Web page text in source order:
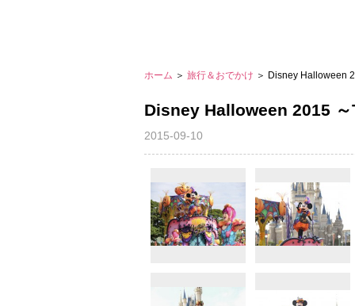
ホーム ＞ 旅行＆おでかけ ＞ Disney Halloween
Disney Halloween 2015 ～
2015-09-10